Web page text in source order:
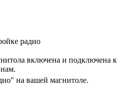
радио
включена и подключена к
на вашей магнитоле.